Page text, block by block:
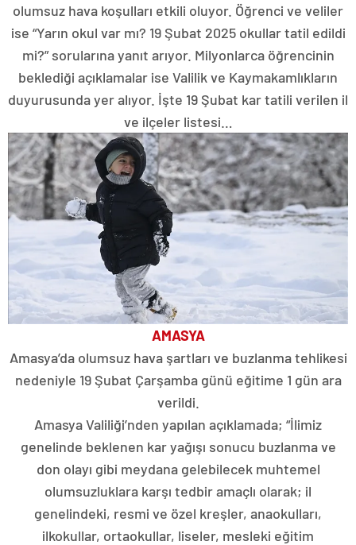
olumsuz hava koşulları etkili oluyor. Öğrenci ve veliler
ise “Yarın okul var mı? 19 Şubat 2025 okullar tatil edildi
mi?” sorularına yanıt arıyor. Milyonlarca öğrencinin
beklediği açıklamalar ise Valilik ve Kaymakamlıkların
duyurusunda yer alıyor. İşte 19 Şubat kar tatili verilen il
ve ilçeler listesi…
AMASYA
Amasya’da olumsuz hava şartları ve buzlanma tehlikesi
nedeniyle 19 Şubat Çarşamba günü eğitime 1 gün ara
verildi.
Amasya Valiliği’nden yapılan açıklamada; “İlimiz
genelinde beklenen kar yağışı sonucu buzlanma ve
don olayı gibi meydana gelebilecek muhtemel
olumsuzluklara karşı tedbir amaçlı olarak; il
genelindeki, resmi ve özel kreşler, anaokulları,
ilkokullar, ortaokullar, liseler, mesleki eğitim